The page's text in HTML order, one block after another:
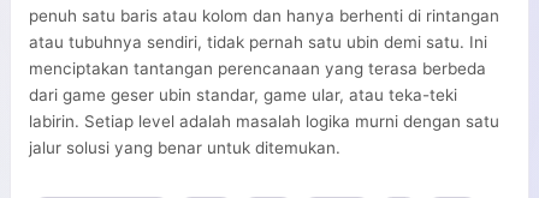
penuh satu baris atau kolom dan hanya berhenti di rintangan
atau tubuhnya sendiri, tidak pernah satu ubin demi satu. Ini
menciptakan tantangan perencanaan yang terasa berbeda
dari game geser ubin standar, game ular, atau teka-teki
labirin. Setiap level adalah masalah logika murni dengan satu
jalur solusi yang benar untuk ditemukan.